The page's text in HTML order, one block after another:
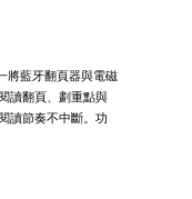
將藍牙翻頁器與電磁
讀翻頁、劃重點與
讀節奏不中斷。功